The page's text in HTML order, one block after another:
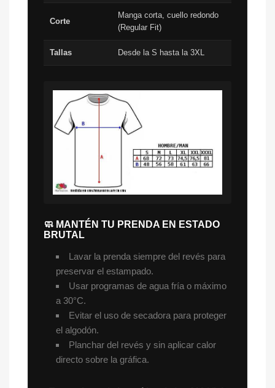
Corte
Manga corta, cuello redondo
(Regular Fit)
Tallas Desde la S hasta la 3XL
🧼 MANTÉN TU PRENDA EN ESTADO
BRUTAL
Lavar la prenda siempre del revés para
preservar el estampado.
Usar programas de agua fría o máximo
a 30°C.
Evitar el uso de secadora para proteger
el algodón.
Planchar del revés y sin aplicar calor
directo sobre la gráfica.